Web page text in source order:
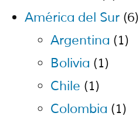
América del Sur (6)
Argentina (1)
Bolivia (1)
Chile (1)
Colombia (1)